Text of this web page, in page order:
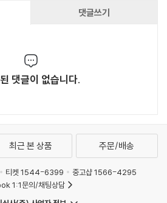
댓글쓰기
댓글이 없습니다.
최근 본 상품 주문/배송
티켓 1544-6399
중고샵 1566-4295
1:1문의/채팅상담